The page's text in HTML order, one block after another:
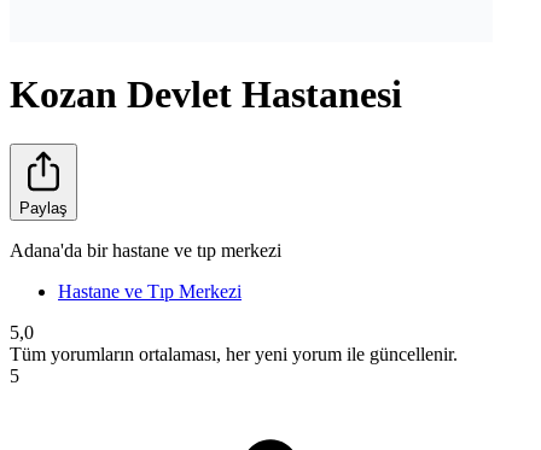
Kozan Devlet Hastanesi
Paylaş
Adana'da bir hastane ve tıp merkezi
Hastane ve Tıp Merkezi
5,0
Tüm yorumların ortalaması, her yeni yorum ile güncellenir.
5